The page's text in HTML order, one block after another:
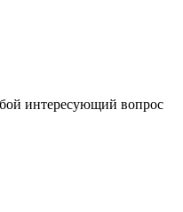
интересующий вопрос